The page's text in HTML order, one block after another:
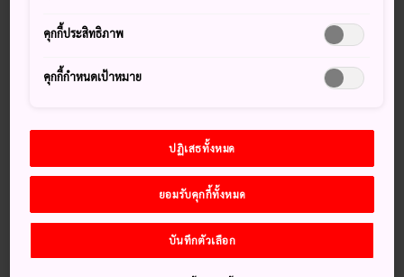
วิธีการเดินทาง
สามารถเดินทางไปถึงหมู่เกาะต่างๆ ทั้งหมดได้ทางเรือข้ามฟาก
แต่เกาะที่อยู่ไกลที่สุดจะมีเครื่องบินและเฮลิคอปเตอร์บริการ
ชานชาลาทาเคชิบะในโตเกียวมีเรือข้ามฟากที่เดินทางไปทุก
เกาะ ซึ่งถือเป็นจุดออกเดินทางที่ดีที่สุดสำหรับการเดินทางทาง
ทะเล ท่าเรือต่างๆ ในโยโกฮามะและชิซุโอกะยังให้บริการสำหรับ
การเดินทางจากภายนอกเมืองหลวงอีกด้วย
คุกกี้ประสิทธิภาพ
คุกกี้กำหนดเป้าหมาย
ปฏิเสธทั้งหมด
ยอมรับคุกกี้ทั้งหมด
บันทึกตัวเลือก